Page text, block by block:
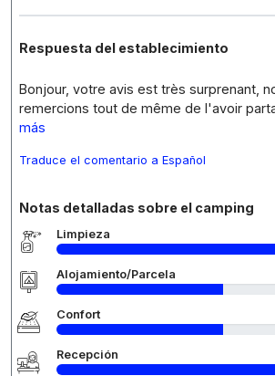
Respuesta del establecimiento
Bonjour, votre avis est très surprenant,
remercions tout de même de l'avoir
más
Traduce el comentario a Español
Notas detalladas sobre el camping
Limpieza
Alojamiento/Parcela
Confort
Recepción